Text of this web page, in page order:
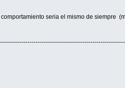
seria el mismo de siempre